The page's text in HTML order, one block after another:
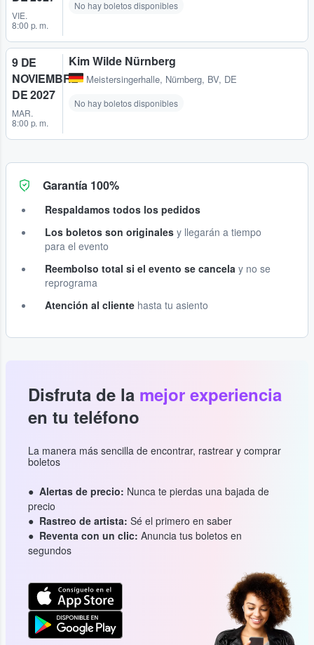
VIE.
8:00 p. m.
No hay boletos disponibles
9 DE
NOVIEMBRE
DE 2027
MAR.
8:00 p. m.
Kim Wilde Nürnberg
Meistersingerhalle, Nürnberg, BV, DE
No hay boletos disponibles
Garantía 100%
Respaldamos todos los pedidos
Los boletos son originales y llegarán a tiempo
para el evento
Reembolso total si el evento se cancela y no se
reprograma
Atención al cliente hasta tu asiento
Disfruta de la mejor experiencia
en tu teléfono
La manera más sencilla de encontrar, rastrear y comprar
boletos
Alertas de precio: Nunca te pierdas una bajada de
precio
Rastreo de artista: Sé el primero en saber
Reventa con un clic: Anuncia tus boletos en
segundos